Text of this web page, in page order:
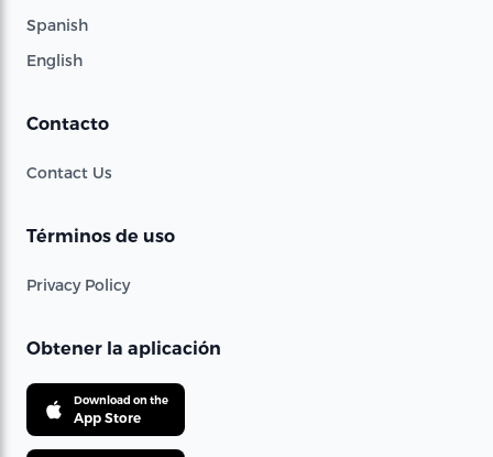
Spanish
English
Contacto
Contact Us
Términos de uso
Privacy Policy
Obtener la aplicación
Download on the
App Store